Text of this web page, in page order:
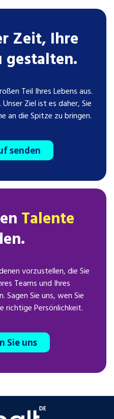
Zeit, Ihre
gestalten.
Teil Ihres Lebens aus.
Ziel ist es daher, Sie
an die Spitze zu bringen.
senden
Talente
vorzustellen, die Sie
Teams und Ihres
Sagen Sie uns, wen Sie
richtige Persönlichkeit.
Sie uns